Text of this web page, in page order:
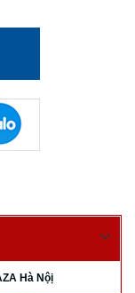
Hà Nộị